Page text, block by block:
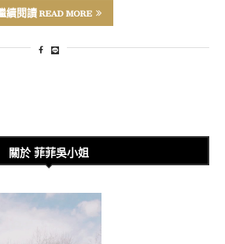
續閱讀 READ MORE
關於 菲菲吳小姐